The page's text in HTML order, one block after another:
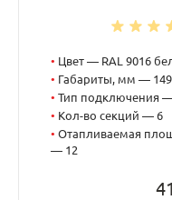
• Цвет — RAL 9016
• Габариты, мм —
• Тип подключения
• Кол-во секций — 6
• Отапливаемая
— 12